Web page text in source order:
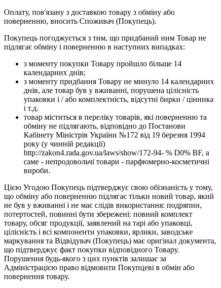
Оплату, пов'язану з доставкою товару з обміну або
поверненню, вносить Споживач (Покупець).
Покупець погоджується з тим, що придбаний ним Товар не
підлягає обміну і поверненню в наступних випадках:
з моменту покупки Товару пройшло більше 14
календарних днів;
з моменту придбання Товару не минуло 14 календарних
днів, але товар був у вживанні, порушена цілісність
упаковки і / або комплектність, відсутні бирки / цінника
і т.д.
товар міститься в переліку товарів, які поверненню та
обміну не підлягають, відповідно до Постанови
Кабінету Міністрів України №172 від 19 березня 1994
року (у чинній редакції)
http://zakon4.rada.gov.ua/laws/show/172-94- % D0% BF, а
саме - непродовольчі товари - парфюмерно-косметичні
вироби.
Цією Угодою Покупець підтверджує свою обізнаність у тому,
що обміну або поверненню підлягає тільки новий товар, який
не був у вживанні і не має слідів використання: подряпин,
потертостей, повинні бути збережені: повний комплект
товару, обсяг продукції, заявлений на тарі або упаковці,
цілісність і всі компоненти упаковки, ярлики, заводське
маркування та Відвідувач (Покупець) має оригінал документа,
що підтверджує факт покупки відповідного Товару.
Порушення будь-якого з цих пунктів залишає за
Адміністрацією право відмовити Покупцеві в обмін або
повернення товару.